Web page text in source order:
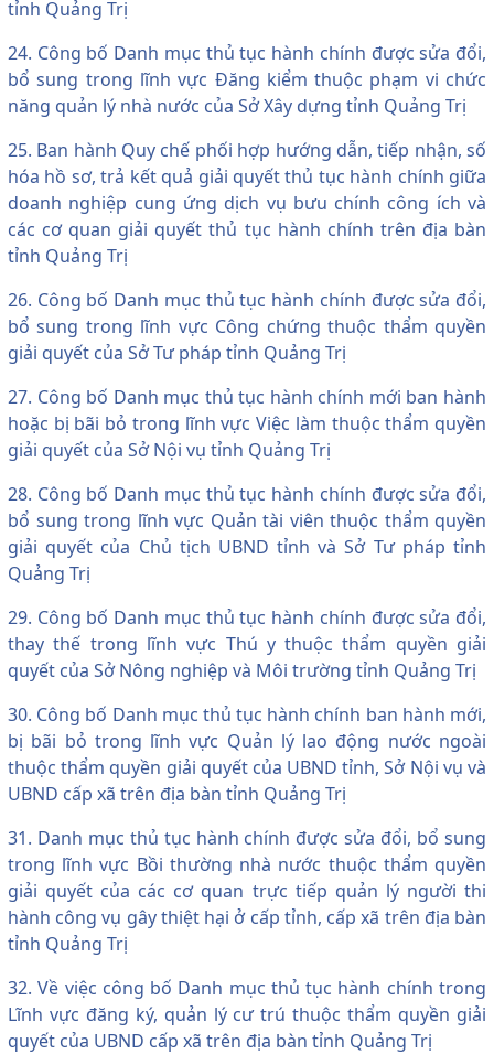
tỉnh Quảng Trị
24. Công bố Danh mục thủ tục hành chính được sửa đổi,
bổ sung trong lĩnh vực Đăng kiểm thuộc phạm vi chức
năng quản lý nhà nước của Sở Xây dựng tỉnh Quảng Trị
25. Ban hành Quy chế phối hợp hướng dẫn, tiếp nhận, số
hóa hồ sơ, trả kết quả giải quyết thủ tục hành chính giữa
doanh nghiệp cung ứng dịch vụ bưu chính công ích và
các cơ quan giải quyết thủ tục hành chính trên địa bàn
tỉnh Quảng Trị
26. Công bố Danh mục thủ tục hành chính được sửa đổi,
bổ sung trong lĩnh vực Công chứng thuộc thẩm quyền
giải quyết của Sở Tư pháp tỉnh Quảng Trị
27. Công bố Danh mục thủ tục hành chính mới ban hành
hoặc bị bãi bỏ trong lĩnh vực Việc làm thuộc thẩm quyền
giải quyết của Sở Nội vụ tỉnh Quảng Trị
28. Công bố Danh mục thủ tục hành chính được sửa đổi,
bổ sung trong lĩnh vực Quản tài viên thuộc thẩm quyền
giải quyết của Chủ tịch UBND tỉnh và Sở Tư pháp tỉnh
Quảng Trị
29. Công bố Danh mục thủ tục hành chính được sửa đổi,
thay thế trong lĩnh vực Thú y thuộc thẩm quyền giải
quyết của Sở Nông nghiệp và Môi trường tỉnh Quảng Trị
30. Công bố Danh mục thủ tục hành chính ban hành mới,
bị bãi bỏ trong lĩnh vực Quản lý lao động nước ngoài
thuộc thẩm quyền giải quyết của UBND tỉnh, Sở Nội vụ và
UBND cấp xã trên địa bàn tỉnh Quảng Trị
31. Danh mục thủ tục hành chính được sửa đổi, bổ sung
trong lĩnh vực Bồi thường nhà nước thuộc thẩm quyền
giải quyết của các cơ quan trực tiếp quản lý người thi
hành công vụ gây thiệt hại ở cấp tỉnh, cấp xã trên địa bàn
tỉnh Quảng Trị
32. Về việc công bố Danh mục thủ tục hành chính trong
Lĩnh vực đăng ký, quản lý cư trú thuộc thẩm quyền giải
quyết của UBND cấp xã trên địa bàn tỉnh Quảng Trị